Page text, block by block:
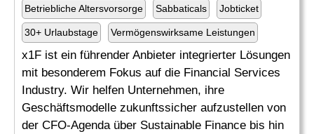
Betriebliche Altersvorsorge Sabbaticals Jobticket
30+ Urlaubstage Vermögenswirksame Leistungen
x1F ist ein führender Anbieter integrierter Lösungen
mit besonderem Fokus auf die Financial Services
Industry. Wir helfen Unternehmen, ihre
Geschäftsmodelle zukunftssicher aufzustellen von
der CFO-Agenda über Sustainable Finance bis hin